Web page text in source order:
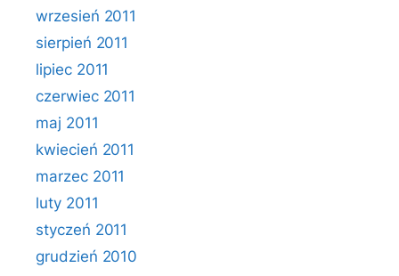
wrzesień 2011
sierpień 2011
lipiec 2011
czerwiec 2011
maj 2011
kwiecień 2011
marzec 2011
luty 2011
styczeń 2011
grudzień 2010